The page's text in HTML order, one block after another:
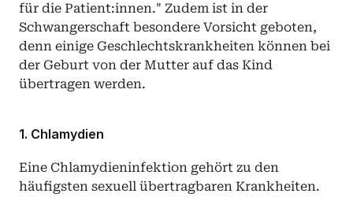
für die Patient:innen." Zudem ist in der
Schwangerschaft besondere Vorsicht geboten,
denn einige Geschlechtskrankheiten können bei
der Geburt von der Mutter auf das Kind
übertragen werden.
1. Chlamydien
Eine Chlamydieninfektion gehört zu den